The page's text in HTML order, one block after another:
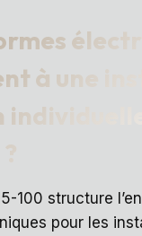
à une
100 structure
pour les